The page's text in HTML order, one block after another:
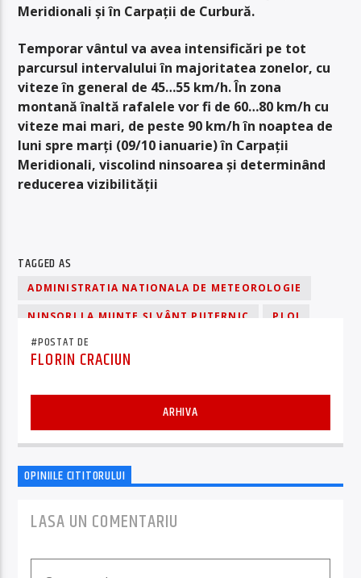
Meridionali și în Carpații de Curbură.
Temporar vântul va avea intensificări pe tot
parcursul intervalului în majoritatea zonelor, cu
viteze în general de 45…55 km/h. În zona
montană înaltă rafalele vor fi de 60…80 km/h cu
viteze mai mari, de peste 90 km/h în noaptea de
luni spre marți (09/10 ianuarie) în Carpații
Meridionali, viscolind ninsoarea și determinând
reducerea vizibilității
TAGGED AS
ADMINISTRATIA NATIONALA DE METEOROLOGIE
NINSORI LA MUNTE ȘI VÂNT PUTERNIC PLOI
#POSTAT DE
FLORIN CRACIUN
ARHIVA
OPINIILE CITITORULUI
LASA UN COMENTARIU